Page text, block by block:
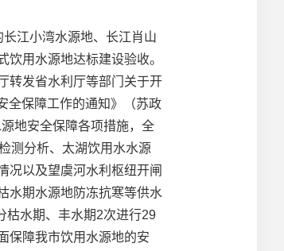
江小湾水源地、长江肖山
用水源地达标建设验收。
转发省水利厅等部门关于开
全保障工作的通知》（苏政
地安全保障各项措施，全
测分析、太湖饮用水水源
况以及望虞河水利枢纽开闸
水期水源地防冻抗寒等供水
枯水期、丰水期2次进行29
保障我市饮用水源地的安